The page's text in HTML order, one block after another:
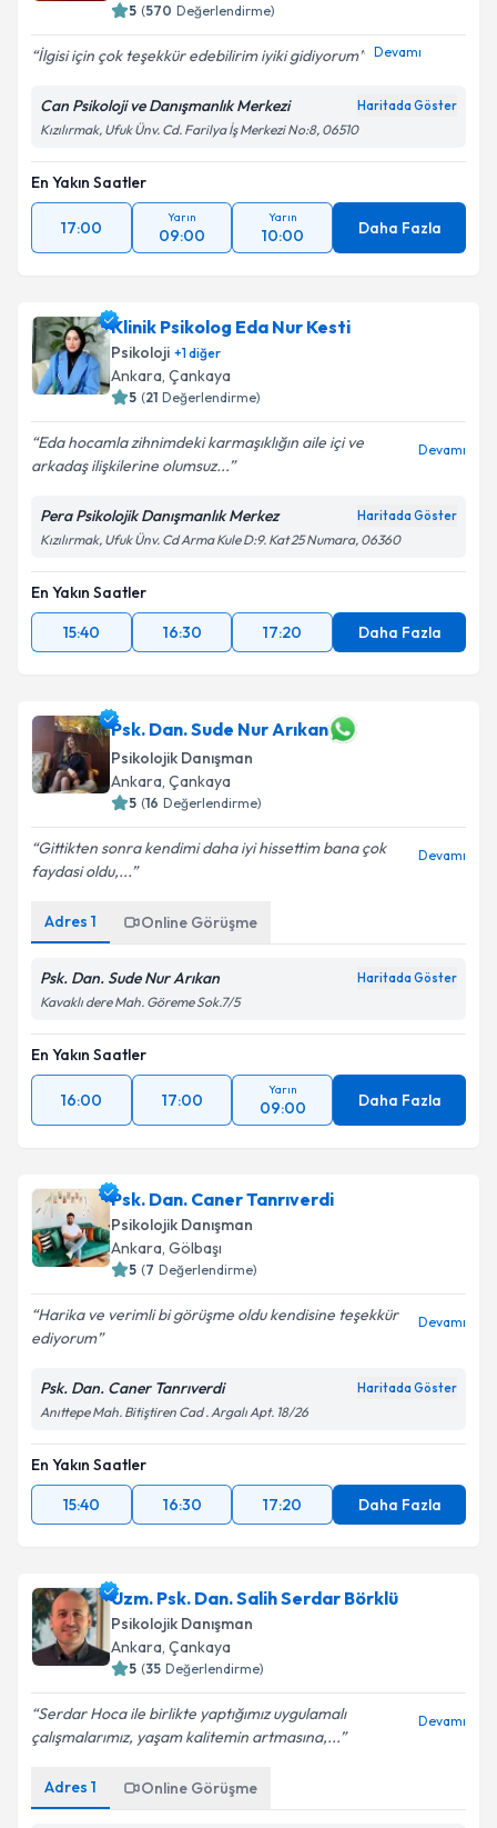
5 (570 Değerlendirme)
İlgisi için çok teşekkür edebilirim iyiki gidiyorum Devamı
Can Psikoloji ve Danışmanlık Merkezi Haritada Göster
Kızılırmak, Ufuk Ünv. Cd. Farilya İş Merkezi No:8, 06510
En Yakın Saatler
17:00
Yarın
09:00
Yarın
10:00 Daha Fazla
Klinik Psikolog Eda Nur Kesti
Psikoloji +1diğer
Ankara, Çankaya
5 (21 Değerlendirme)
Eda hocamla zihnimdeki karmaşıklığın aile içi ve
arkadaş ilişkilerine olumsuz...
Devamı
Pera Psikolojik Danışmanlık Merkez Haritada Göster
Kızılırmak, Ufuk Ünv. Cd Arma Kule D:9. Kat 25 Numara, 06360
En Yakın Saatler
15:40
16:30 17:20 Daha Fazla
Psk. Dan. Sude Nur Arıkan
Psikolojik Danışman
Ankara, Çankaya
5 (16 Değerlendirme)
Gittikten sonra kendimi daha iyi hissettim bana çok
faydasi oldu,...
Devamı
Adres 1 Online Görüşme
Psk. Dan. Sude Nur Arıkan Haritada Göster
Kavaklı dere Mah. Göreme Sok.7/5
En Yakın Saatler
16:00 17:00
Yarın
09:00 Daha Fazla
Psk. Dan. Caner Tanrıverdi
Psikolojik Danışman
Ankara, Gölbaşı
5 (7 Değerlendirme)
Harika ve verimli bi görüşme oldu kendisine teşekkür
ediyorum
Devamı
Psk. Dan. Caner Tanrıverdi Haritada Göster
Anıttepe Mah. Bitiştiren Cad . Argalı Apt. 18/26
En Yakın Saatler
15:40
16:30 17:20 Daha Fazla
Uzm. Psk. Dan. Salih Serdar Börklü
Psikolojik Danışman
Ankara, Çankaya
5 (35 Değerlendirme)
Serdar Hoca ile birlikte yaptığımız uygulamalı
çalışmalarımız, yaşam kalitemin artmasına,...
Devamı
Adres 1 Online Görüşme